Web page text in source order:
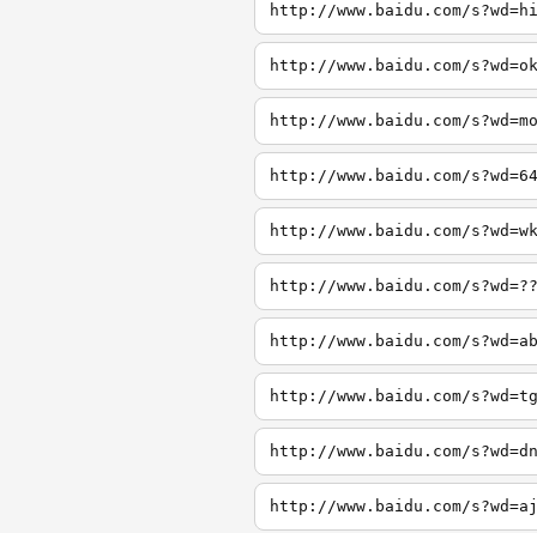
http://www.baidu.com/s?wd=hi
http://www.baidu.com/s?wd=ok
http://www.baidu.com/s?wd=mo
http://www.baidu.com/s?wd=64
http://www.baidu.com/s?wd=wk
http://www.baidu.com/s?wd=??
http://www.baidu.com/s?wd=ab
http://www.baidu.com/s?wd=tg
http://www.baidu.com/s?wd=dn
http://www.baidu.com/s?wd=aj